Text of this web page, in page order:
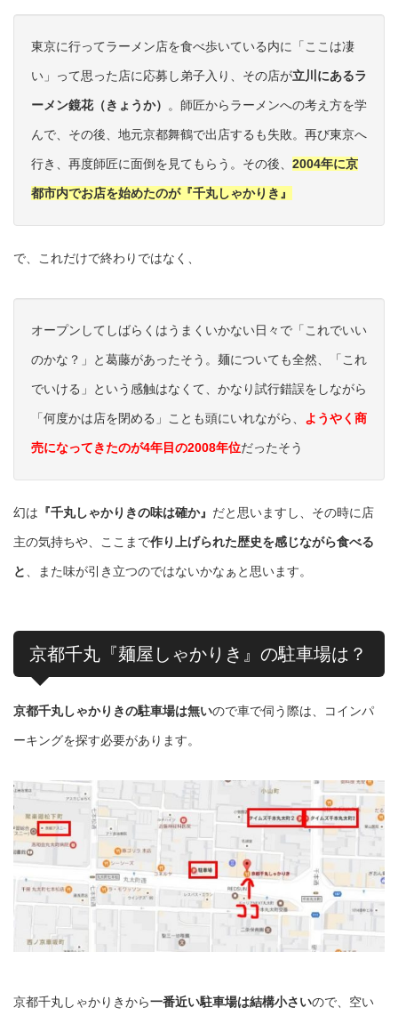
東京に行ってラーメン店を食べ歩いている内に「ここは凄
い」って思った店に応募し弟子入り、その店が立川にあるラ
ーメン鏡花（きょうか） 。師匠からラーメンへの考え方を学
んで、その後、地元京都舞鶴で出店するも失敗。再び東京へ
行き、再度師匠に面倒を見てもらう。その後、 2004年に京
都市内でお店を始めたのが『千丸しゃかりき』
で、これだけで終わりではなく、
オープンしてしばらくはうまくいかない日々で「これでいい
のかな？」と葛藤があったそう。麺についても全然、「これ
でいける」という感触はなくて、かなり試行錯誤をしながら
「何度かは店を閉める」ことも頭にいれながら、 ようやく商
売になってきたのが4年目の2008年位だったそう
幻は 『千丸しゃかりきの味は確か』 だと思いますし、その時に店
主の気持ちや、ここまで作り上げられた歴史を感じながら食べる
と、また味が引き立つのではないかなぁと思います。
京都千丸『麺屋しゃかりき』の駐車場は？
京都千丸しゃかりきの駐車場は無いので車で伺う際は、コインパ
ーキングを探す必要があります。
京都千丸しゃかりきから一番近い駐車場は結構小さいので、空い